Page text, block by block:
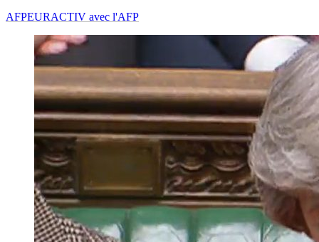
AFPEURACTIV avec l'AFP